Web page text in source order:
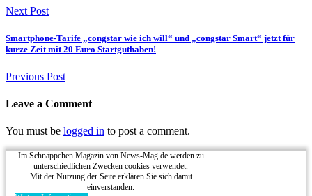
Next Post
Smartphone-Tarife „congstar wie ich will“ und „congstar Smart“ jetzt für
kurze Zeit mit 20 Euro Startguthaben!
Previous Post
Leave a Comment
You must be logged in to post a comment.
Im Schnäppchen Magazin von News-Mag.de werden zu
unterschiedlichen Zwecken cookies verwendet.
Mit der Nutzung der Seite erklären Sie sich damit
einverstanden.